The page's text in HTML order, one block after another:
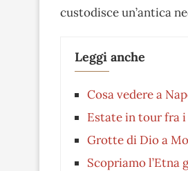
custodisce un’antica
Leggi anche
Cosa vedere a
Estate in tour fra
Grotte di Dio a
Scopriamo